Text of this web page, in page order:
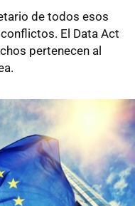
de todos esos
El Data Act
pertenecen al